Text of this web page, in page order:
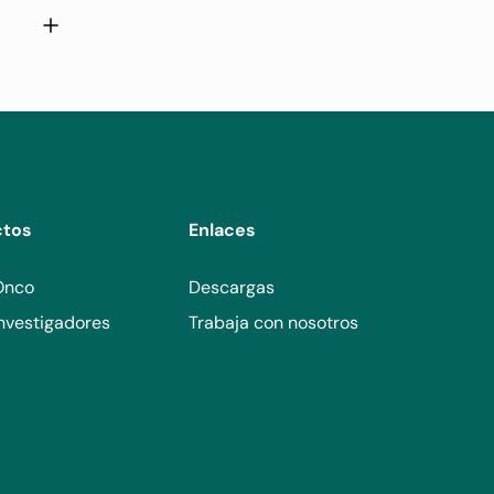
de
Enlaces
Descargas
Trabaja con nosotros